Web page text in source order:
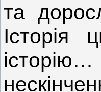
та
Історія